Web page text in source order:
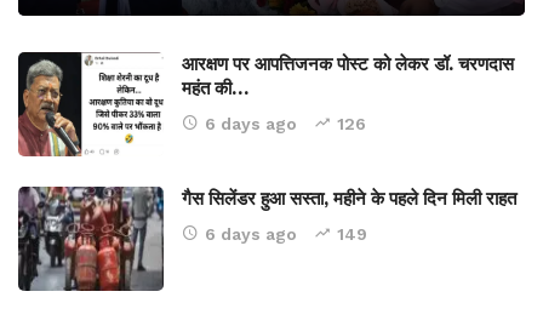
आरक्षण पर आपत्तिजनक पोस्ट को लेकर डॉ. चरणदास
महंत की…
6 days ago 126
गैस सिलेंडर हुआ सस्ता, महीने के पहले दिन मिली राहत
6 days ago 149